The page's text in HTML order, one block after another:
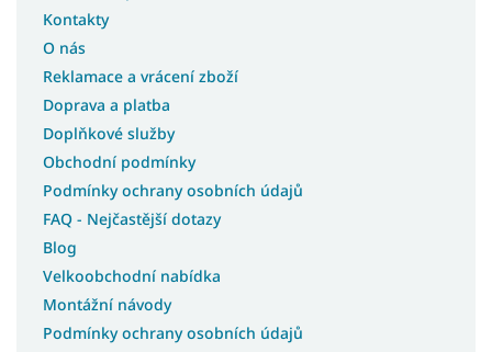
Kontakty
O nás
Reklamace a vrácení zboží
Doprava a platba
Doplňkové služby
Obchodní podmínky
Podmínky ochrany osobních údajů
FAQ - Nejčastější dotazy
Blog
Velkoobchodní nabídka
Montážní návody
Podmínky ochrany osobních údajů